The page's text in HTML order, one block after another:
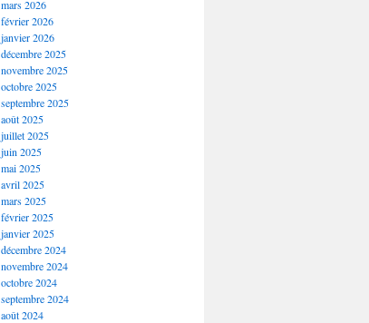
mars 2026
février 2026
janvier 2026
décembre 2025
novembre 2025
octobre 2025
septembre 2025
août 2025
juillet 2025
juin 2025
mai 2025
avril 2025
mars 2025
février 2025
janvier 2025
décembre 2024
novembre 2024
octobre 2024
septembre 2024
août 2024